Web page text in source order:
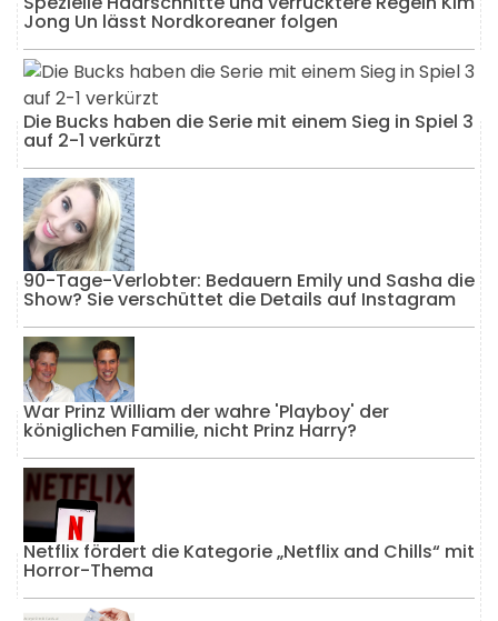
Jong Un lässt Nordkoreaner folgen
Die Bucks haben die Serie mit einem Sieg in Spiel 3
auf 2-1 verkürzt
90-Tage-Verlobter: Bedauern Emily und Sasha die
Show? Sie verschüttet die Details auf Instagram
War Prinz William der wahre 'Playboy' der
königlichen Familie, nicht Prinz Harry?
Netflix fördert die Kategorie „Netflix and Chills“ mit
Horror-Thema